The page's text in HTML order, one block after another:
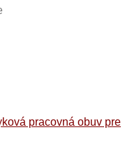
pracovná obuv pre